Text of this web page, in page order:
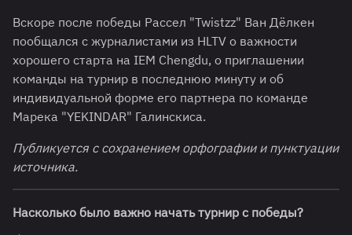
Вскоре после победы Рассел "⁠Twistzz⁠" Ван Дёлкен
пообщался с журналистами из HLTV о важности
хорошего старта на IEM Chengdu, о приглашении
команды на турнир в последнюю минуту и об
индивидуальной форме его партнера по команде
Марека "⁠YEKINDAR⁠" Галинскиса.
Публикуется с сохранением орфографии и пунктуации
источника.
Насколько было важно начать турнир с победы?